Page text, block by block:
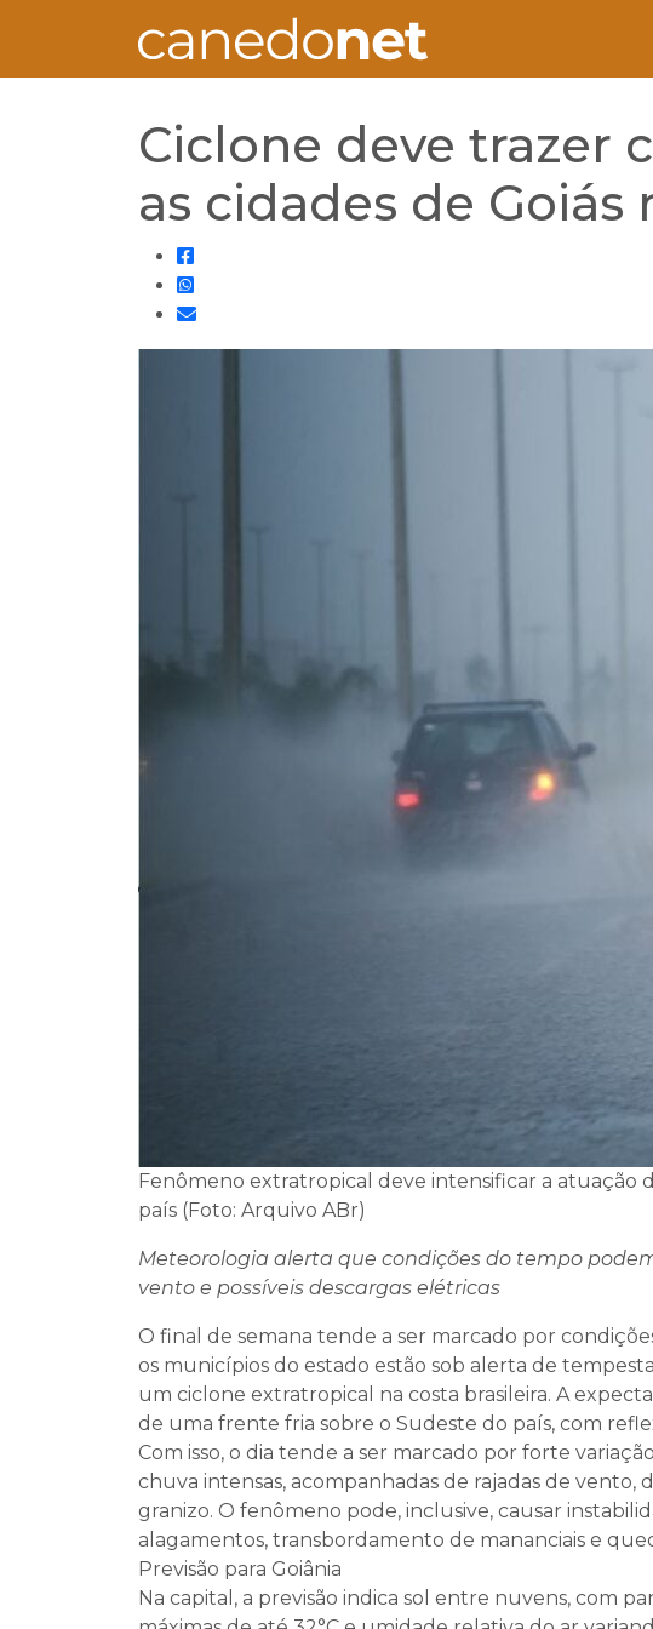
Ciclone deve trazer
as cidades de Goiás
Fenômeno extratropical deve intensificar a atuação
país (Foto: Arquivo ABr)
Meteorologia alerta que condições do tempo
vento e possíveis descargas elétricas
O final de semana tende a ser marcado por
os municípios do estado estão sob alerta de
um ciclone extratropical na costa brasileira. A
de uma frente fria sobre o Sudeste do país, com
Com isso, o dia tende a ser marcado por forte
chuva intensas, acompanhadas de rajadas de
granizo. O fenômeno pode, inclusive, causar
alagamentos, transbordamento de mananciais e
Previsão para Goiânia
Na capital, a previsão indica sol entre nuvens, com